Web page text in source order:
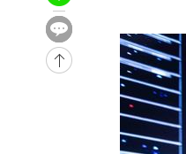
-24952초 전 >
-22513초 전 >
서울 열대야
-21080초 전 >
[속보]코스닥,
[속보]코스피
6월 경상수지
서울 낮 39도